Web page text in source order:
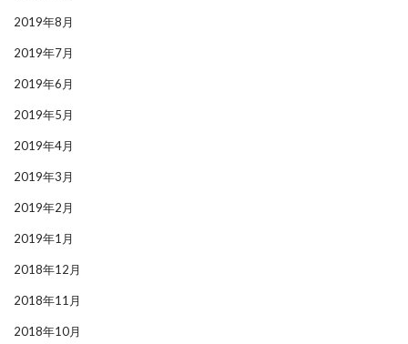
2019年8月
2019年7月
2019年6月
2019年5月
2019年4月
2019年3月
2019年2月
2019年1月
2018年12月
2018年11月
2018年10月